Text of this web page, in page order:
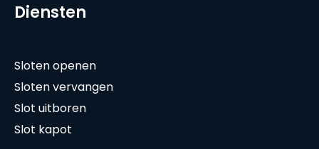
Diensten
Sloten openen
Sloten vervangen
Slot uitboren
Slot kapot